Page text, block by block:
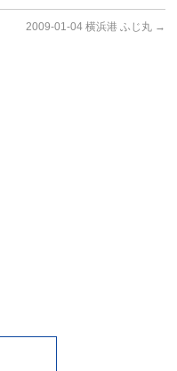
2009-01-04 横浜港 ふじ丸 →